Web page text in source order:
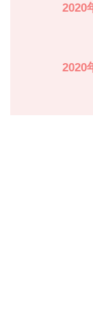
2020
2020